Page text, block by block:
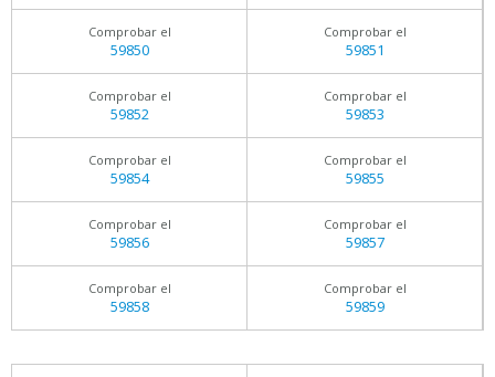
Comprobar el
59850
Comprobar el
59851
Comprobar el
59852
Comprobar el
59853
Comprobar el
59854
Comprobar el
59855
Comprobar el
59856
Comprobar el
59857
Comprobar el
59858
Comprobar el
59859